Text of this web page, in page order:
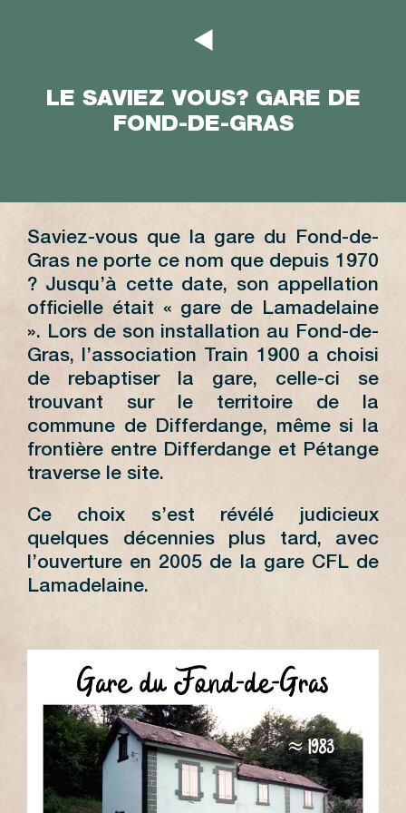
LE SAVIEZ VOUS? GARE DE
FOND-DE-GRAS
Saviez-vous que la gare du Fond-de-
Gras ne porte ce nom que depuis 1970
? Jusqu’à cette date, son appellation
officielle était « gare de Lamadelaine
». Lors de son installation au Fond-de-
Gras, l’association Train 1900 a choisi
de rebaptiser la gare, celle-ci se
trouvant sur le territoire de la
commune de Differdange, même si la
frontière entre Differdange et Pétange
traverse le site.
Ce choix s’est révélé judicieux
quelques décennies plus tard, avec
l’ouverture en 2005 de la gare CFL de
Lamadelaine.